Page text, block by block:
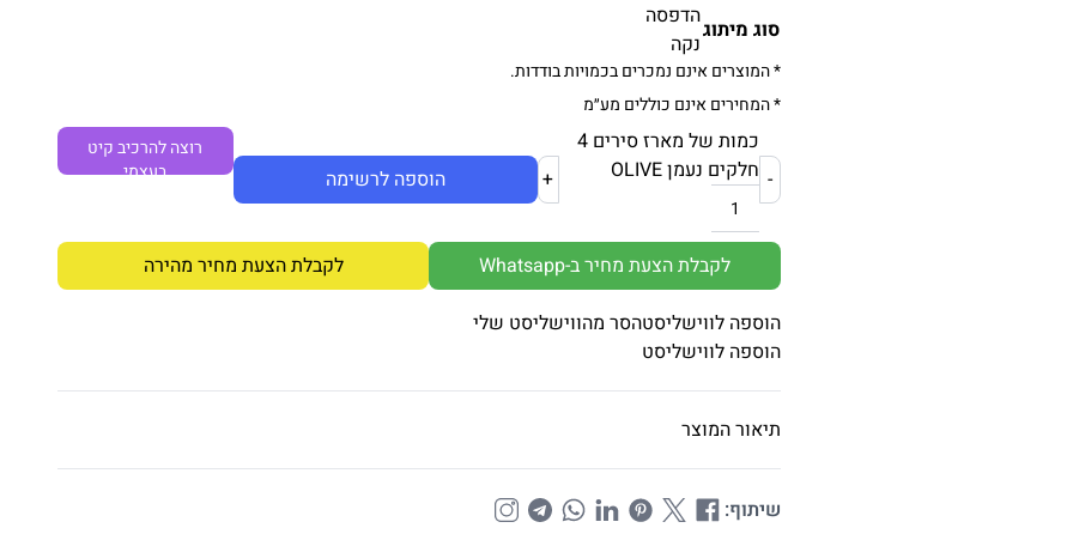
סוג מיתוגהדפסה
נקה
* המוצרים אינם נמכרים בכמויות בודדות.
* המחירים אינם כוללים מע״מ
-
כמות של מארז סירים 4
חלקים נעמן OLIVE
+ הוספה לרשימה
רוצה להרכיב קיט
בעצמי
לקבלת הצעת מחיר ב-Whatsapp
לקבלת הצעת מחיר מהירה
הוספה לווישליסטהסר מהווישליסט שלי
הוספה לווישליסט
תיאור המוצר
שיתוף: